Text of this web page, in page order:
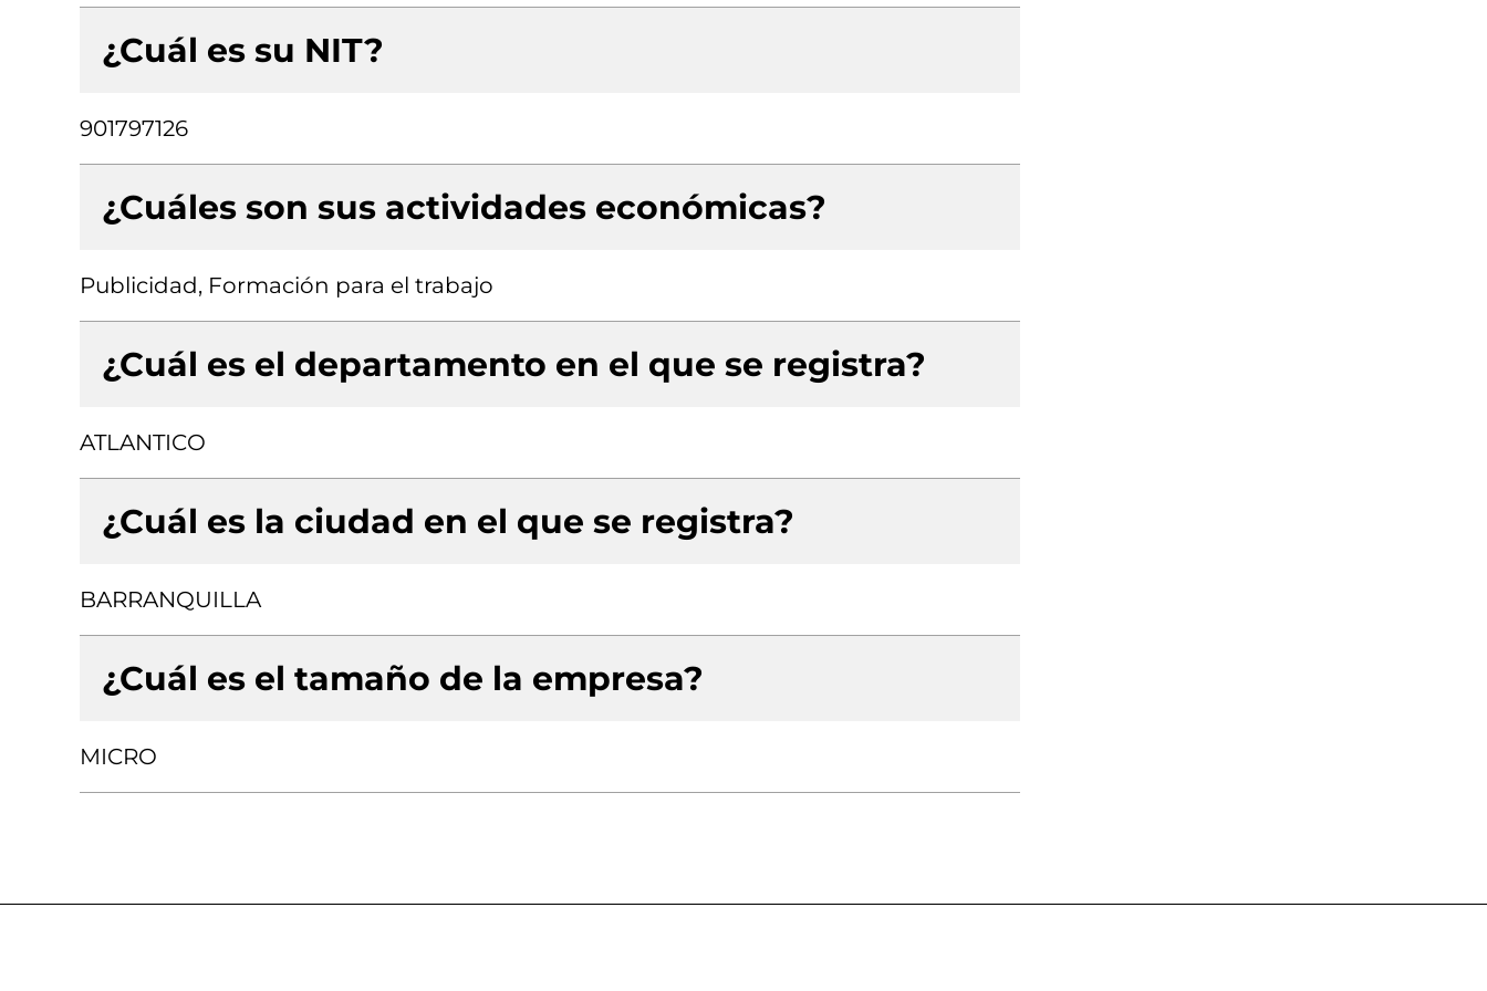
¿Cuál es su NIT?
901797126
¿Cuáles son sus actividades económicas?
Publicidad, Formación para el trabajo
¿Cuál es el departamento en el que se registra?
ATLANTICO
¿Cuál es la ciudad en el que se registra?
BARRANQUILLA
¿Cuál es el tamaño de la empresa?
MICRO